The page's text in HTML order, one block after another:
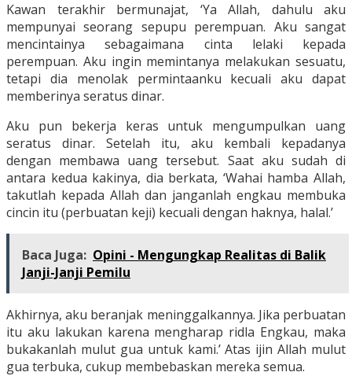
Kawan terakhir bermunajat, ‘Ya Allah, dahulu aku
mempunyai seorang sepupu perempuan. Aku sangat
mencintainya sebagaimana cinta lelaki kepada
perempuan. Aku ingin memintanya melakukan sesuatu,
tetapi dia menolak permintaanku kecuali aku dapat
memberinya seratus dinar.
Aku pun bekerja keras untuk mengumpulkan uang
seratus dinar. Setelah itu, aku kembali kepadanya
dengan membawa uang tersebut. Saat aku sudah di
antara kedua kakinya, dia berkata, ‘Wahai hamba Allah,
takutlah kepada Allah dan janganlah engkau membuka
cincin itu (perbuatan keji) kecuali dengan haknya, halal.’
Baca Juga: Opini - Mengungkap Realitas di Balik
Janji-Janji Pemilu
Akhirnya, aku beranjak meninggalkannya. Jika perbuatan
itu aku lakukan karena mengharap ridla Engkau, maka
bukakanlah mulut gua untuk kami.’ Atas ijin Allah mulut
gua terbuka, cukup membebaskan mereka semua.